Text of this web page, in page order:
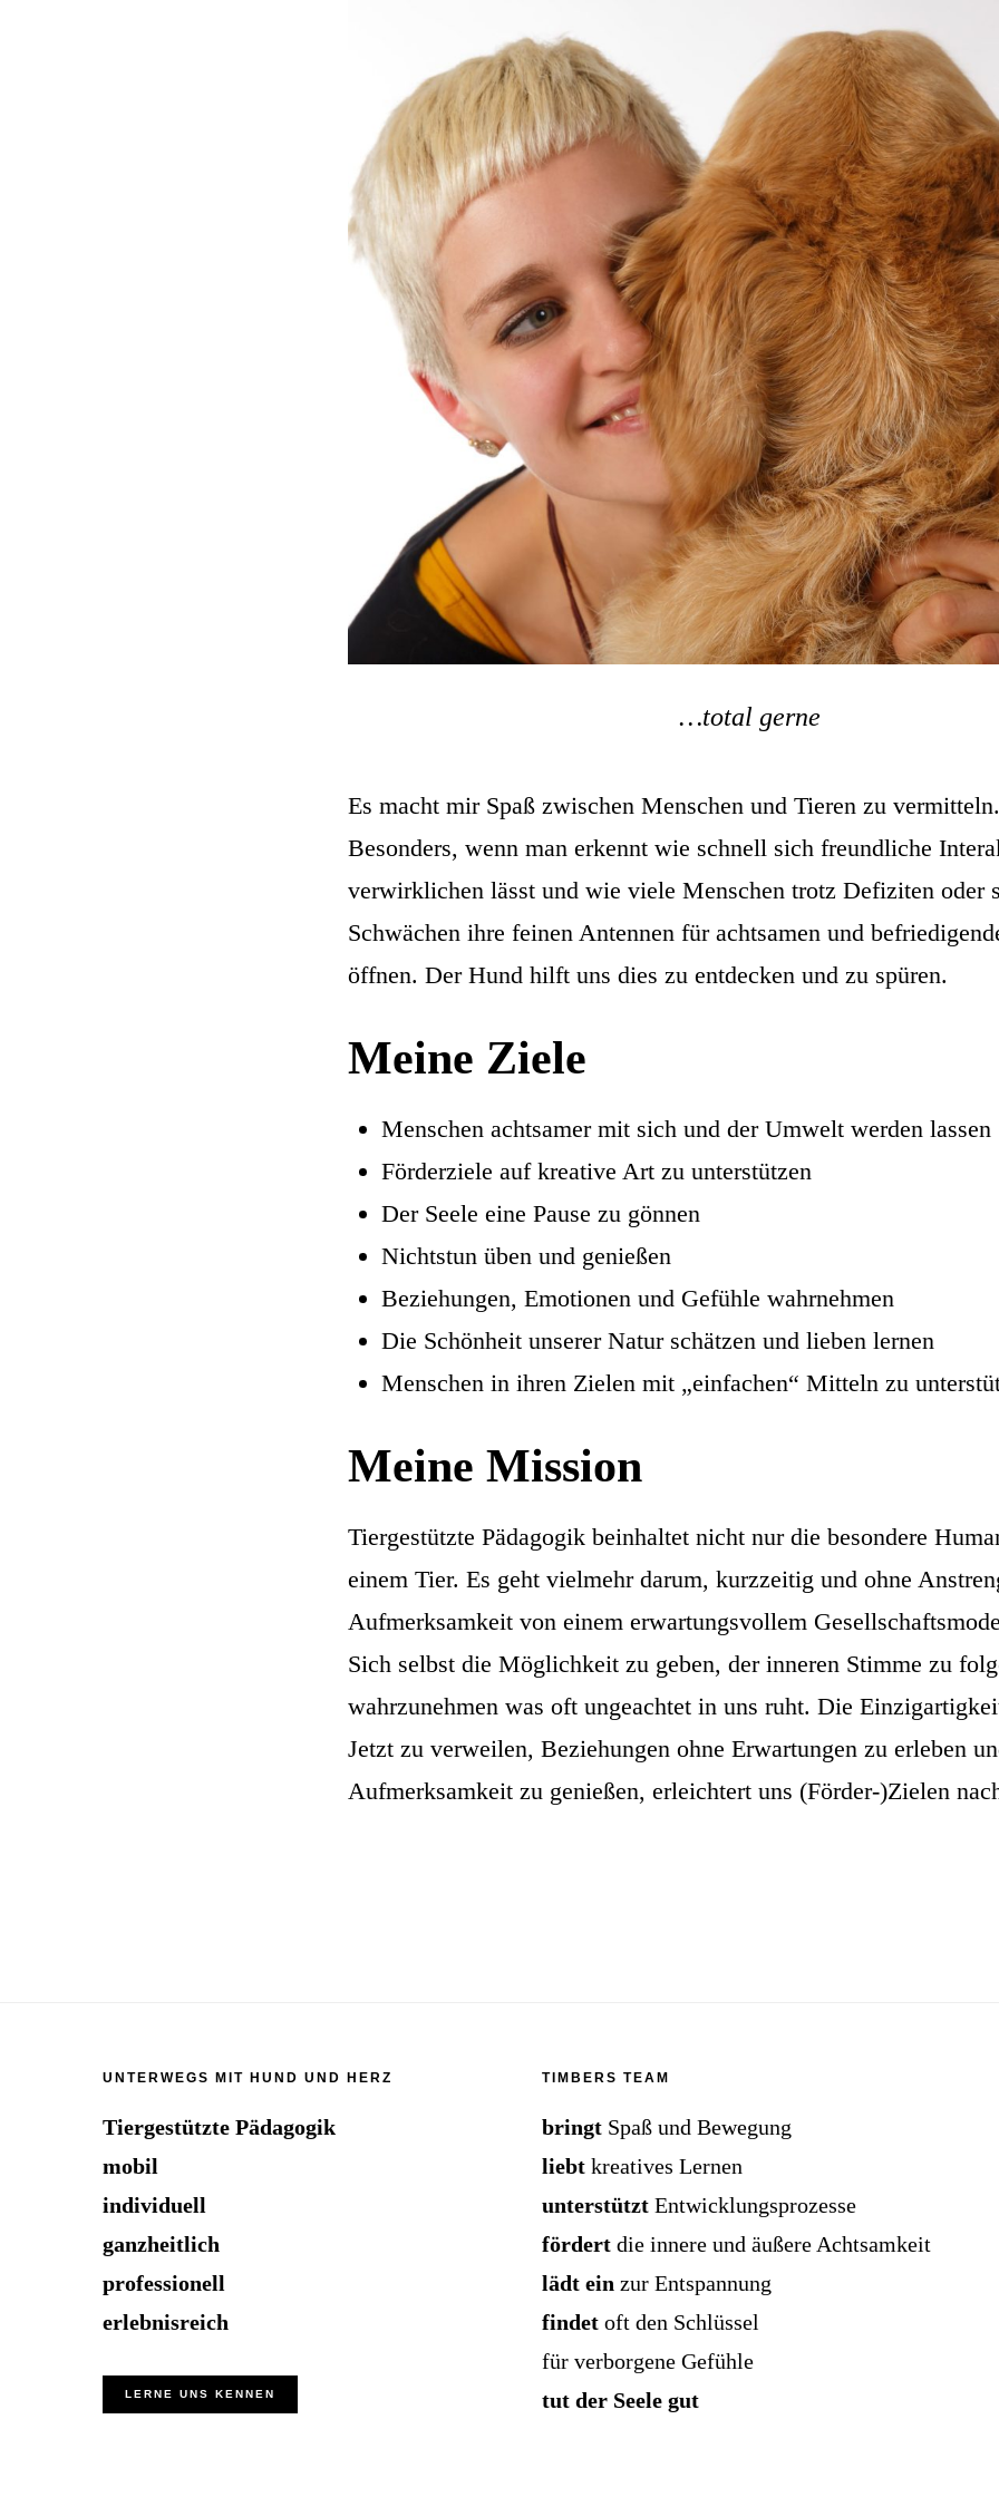
…total gerne
Es macht mir Spaß zwischen Menschen und Tieren zu vermitteln.
Besonders, wenn man erkennt wie schnell sich freundliche
verwirklichen lässt und wie viele Menschen trotz Defiziten oder
Schwächen ihre feinen Antennen für achtsamen und
öffnen. Der Hund hilft uns dies zu entdecken und zu spüren.
Meine Ziele
Menschen achtsamer mit sich und der Umwelt werden lassen
Förderziele auf kreative Art zu unterstützen
Der Seele eine Pause zu gönnen
Nichtstun üben und genießen
Beziehungen, Emotionen und Gefühle wahrnehmen
Die Schönheit unserer Natur schätzen und lieben lernen
Menschen in ihren Zielen mit „einfachen“ Mitteln zu
Meine Mission
Tiergestützte Pädagogik beinhaltet nicht nur die besondere
einem Tier. Es geht vielmehr darum, kurzzeitig und ohne
Aufmerksamkeit von einem erwartungsvollem
Sich selbst die Möglichkeit zu geben, der inneren Stimme zu
wahrzunehmen was oft ungeachtet in uns ruht. Die
Jetzt zu verweilen, Beziehungen ohne Erwartungen zu erleben
Aufmerksamkeit zu genießen, erleichtert uns (Förder-)Zielen
UNTERWEGS MIT HUND UND HERZ
Tiergestützte Pädagogik
mobil
individuell
ganzheitlich
professionell
erlebnisreich
LERNE UNS KENNEN
TIMBERS TEAM
bringt Spaß und Bewegung
liebt kreatives Lernen
unterstützt Entwicklungsprozesse
fördert die innere und äußere Achtsamkeit
lädt ein zur Entspannung
findet oft den Schlüssel
für verborgene Gefühle
tut der Seele gut